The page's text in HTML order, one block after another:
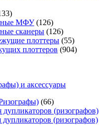
МФУ(126)
сканеры (126)
плоттеры (55)
плоттеров (904)
и аксессуары
(66)
дупликаторов (ризографов)
дупликаторов (ризографов)